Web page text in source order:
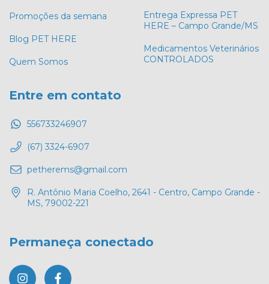
Promoções da semana
Blog PET HERE
Quem Somos
Entrega Expressa PET
HERE – Campo Grande/MS
Medicamentos Veterinários
CONTROLADOS
Entre em contato
556733246907
(67) 3324-6907
petherems@gmail.com
R. Antônio Maria Coelho, 2641 - Centro, Campo Grande -
MS, 79002-221
Permaneça conectado